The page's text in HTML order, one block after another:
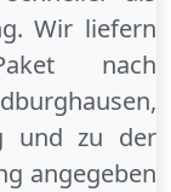
Wir liefern
nach
,
und zu der
angegeben